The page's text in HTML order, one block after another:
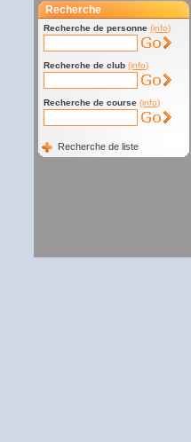
Recherche
Recherche de personne (info)
Recherche de club (info)
Recherche de course (info)
Recherche de liste